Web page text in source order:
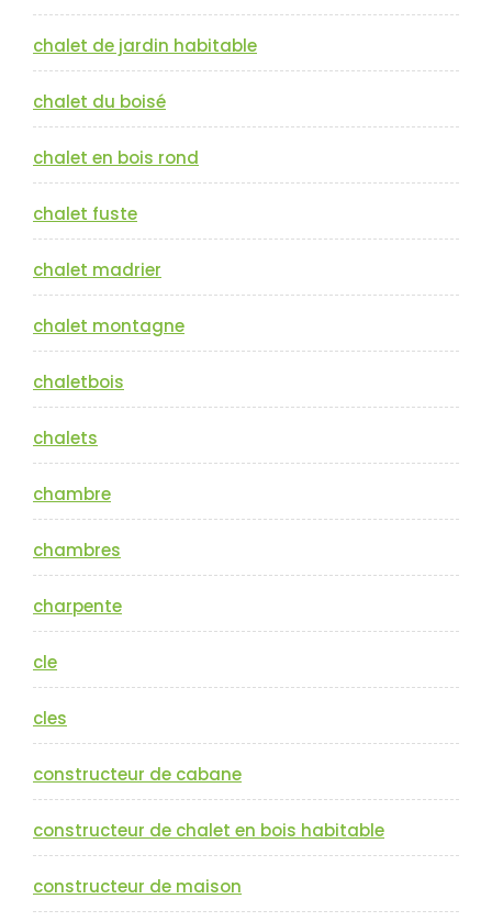
chalet de jardin habitable
chalet du boisé
chalet en bois rond
chalet fuste
chalet madrier
chalet montagne
chaletbois
chalets
chambre
chambres
charpente
cle
cles
constructeur de cabane
constructeur de chalet en bois habitable
constructeur de maison